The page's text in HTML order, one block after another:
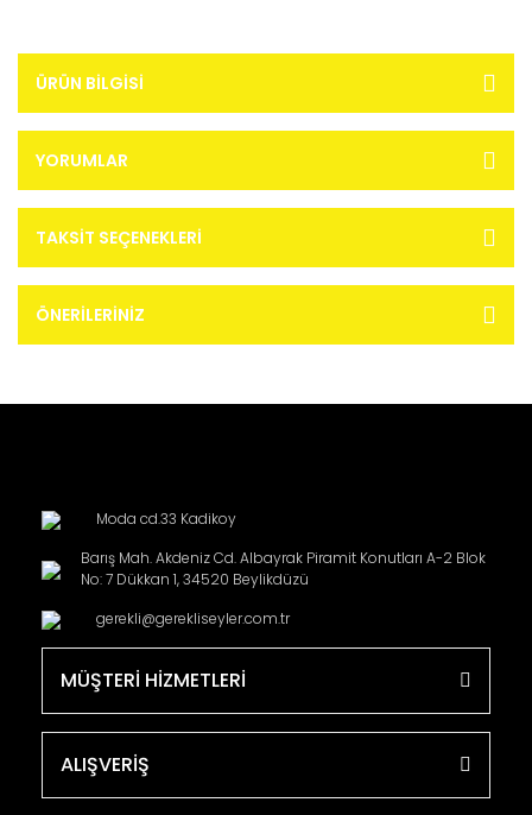
ÜRÜN BILGISI
YORUMLAR
TAKSIT SEÇENEKLERI
ÖNERILERINIZ
Moda cd.33 Kadikoy
Barış Mah. Akdeniz Cd. Albayrak Piramit Konutları A-2 Blok
No: 7 Dükkan 1, 34520 Beylikdüzü
gerekli@gerekliseyler.com.tr
MÜŞTERİ HİZMETLERİ
ALIŞVERİŞ